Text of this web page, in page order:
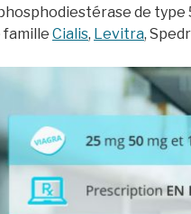
de type
Cialis, Levitra,